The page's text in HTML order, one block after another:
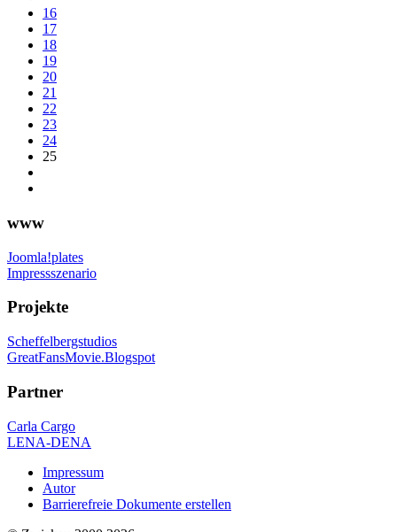
16
17
18
19
20
21
22
23
24
25
www
Joomla!plates
Impressszenario
Projekte
Scheffelbergstudios
GreatFansMovie.Blogspot
Partner
Carla Cargo
LENA-DENA
Impressum
Autor
Barrierefreie Dokumente erstellen